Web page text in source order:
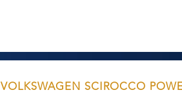
VOLKSWAGEN SCIROCCO